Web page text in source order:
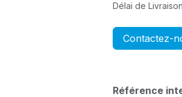
Délai de
Contactez-
Référence